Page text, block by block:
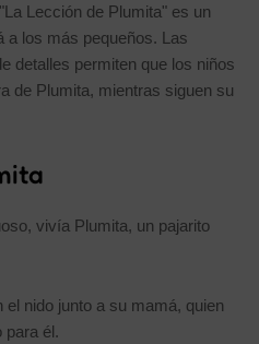
Lección de Plumita" es un
a los más pequeños. Las
detalles permiten que los niños
de Plumita, mientras siguen su
vivía Plumita, un pajarito
nido junto a su mamá, quien
para él.